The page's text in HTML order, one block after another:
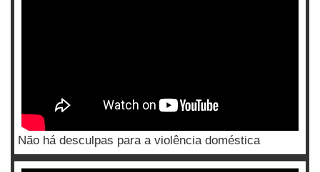
Não há desculpas para a violência doméstica